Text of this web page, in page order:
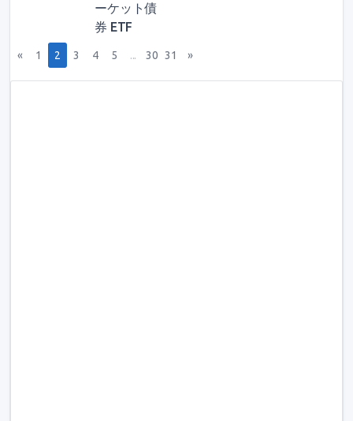
ーケット債
券 ETF
«Previous
1 2 (current)
3 4 5 ... 30 31 »Next